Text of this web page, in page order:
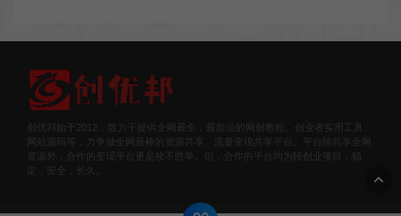
创优邦始于2012，致力于提供全网最全，最前沿的网创教程、创业者实用工具、
网站源码等，力争做全网最棒的资源共享、流量变现共享平台。平台除共享全网
资源外，合作的变现平台更是枚不胜举。但，合作的平台均为轻创业项目，稳
定，安全，长久。